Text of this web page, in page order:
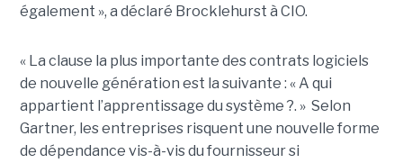
également », a déclaré Brocklehurst à CIO.
« La clause la plus importante des contrats logiciels
de nouvelle génération est la suivante : « A qui
appartient l’apprentissage du système ?. » Selon
Gartner, les entreprises risquent une nouvelle forme
de dépendance vis-à-vis du fournisseur si